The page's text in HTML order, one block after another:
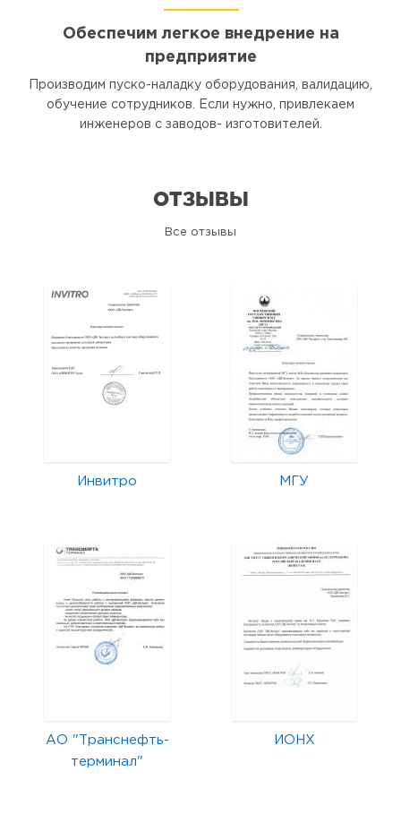
Обеспечим легкое внедрение на
предприятие
Производим пуско-наладку оборудования, валидацию,
обучение сотрудников. Если нужно, привлекаем
инженеров с заводов- изготовителей.
ОТЗЫВЫ
Все отзывы
Инвитро МГУ
АО "Транснефть-
терминал"
ИОНХ